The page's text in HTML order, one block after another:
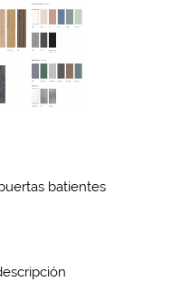
batientes